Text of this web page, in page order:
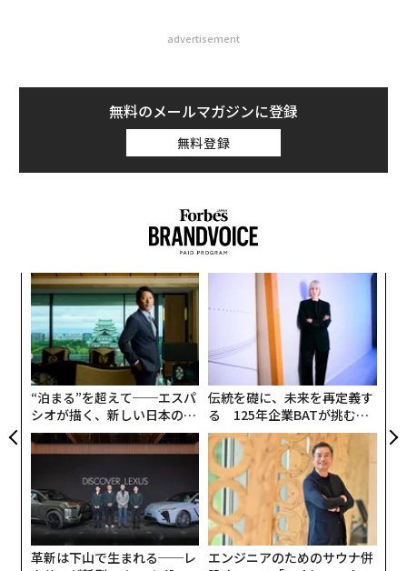
advertisement
無料のメールマガジンに登録
無料登録
“泊まる”を超えて──エスパ
シオが描く、新しい日本のラ
グジュアリー（前編）
伝統を礎に、未来を再定義す
る 125年企業BATが挑むス
モークレスな未来
革新は下山で生まれる──レ
エンジニアのためのサウナ併